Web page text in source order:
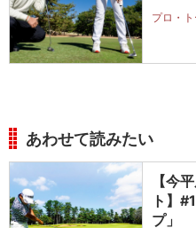
プロ・
あわせて読みたい
【今
ト】
プ」